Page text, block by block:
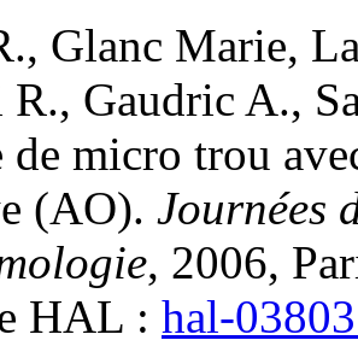
, Glanc Marie,
R., Gaudric A.,
de micro trou
(AO). Journées
, 2006,
HAL : hal-